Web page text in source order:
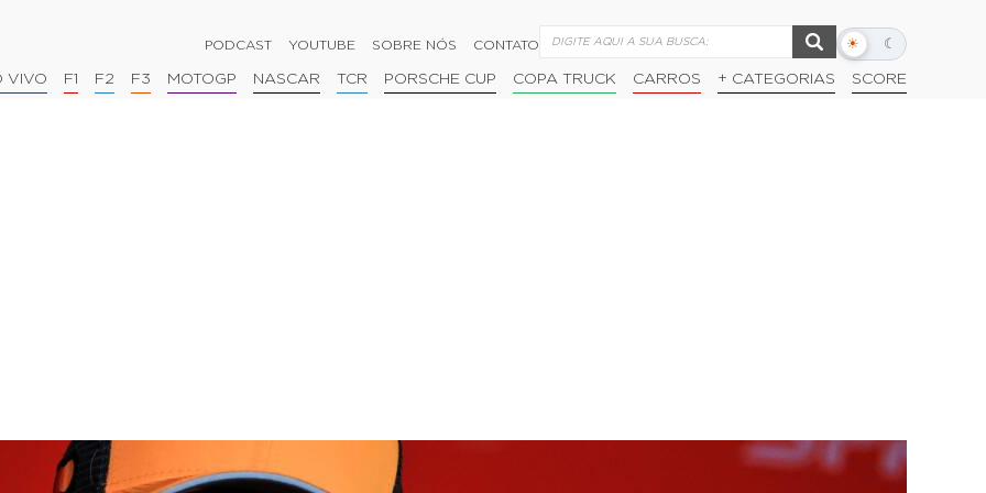
PODCAST YOUTUBE SOBRE NÓS CONTATO ☀ ☾
Alternar
escuro
VIVO F1 F2 F3 MOTOGP NASCAR TCR PORSCHE CUP COPA TRUCK CARROS + CATEGORIAS SCORE